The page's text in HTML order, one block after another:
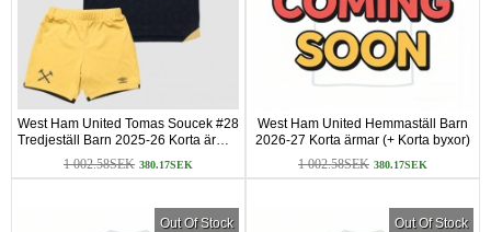
West Ham United Tomas Soucek #28
Tredjeställ Barn 2025-26 Korta ärmar
(+ Korta byxor)
1 002.58SEK 380.17SEK
West Ham United Hemmaställ Barn
2026-27 Korta ärmar (+ Korta byxor)
1 002.58SEK 380.17SEK
Out Of Stock Out Of Stock